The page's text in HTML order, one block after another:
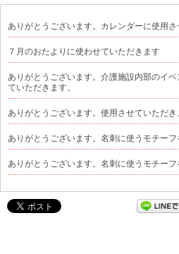
ありがとうございます。カレンダーに使用さ
７月のおたよりに使わせていただきます
ありがとうございます。介護施設内部のイ
ていただきます。
ありがとうございます。使用させていただき
ありがとうございます。名刺に使うモチーフ
ありがとうございます。名刺に使うモチーフ